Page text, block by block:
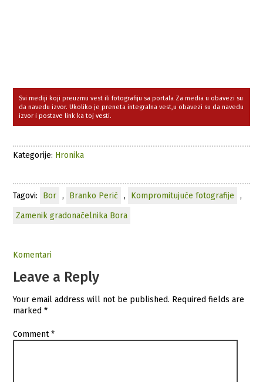
Svi mediji koji preuzmu vest ili fotografiju sa portala Za media u obavezi su
da navedu izvor. Ukoliko je preneta integralna vest,u obavezi su da navedu
izvor i postave link ka toj vesti.
Kategorije: Hronika
Tagovi: Bor , Branko Perić , Kompromitujuće fotografije
,
Zamenik gradonačelnika Bora
Komentari
Leave a Reply
Your email address will not be published. Required fields are
marked*
Comment*